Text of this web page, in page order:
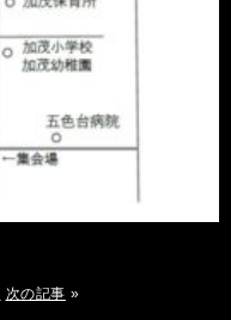
次の記事 »